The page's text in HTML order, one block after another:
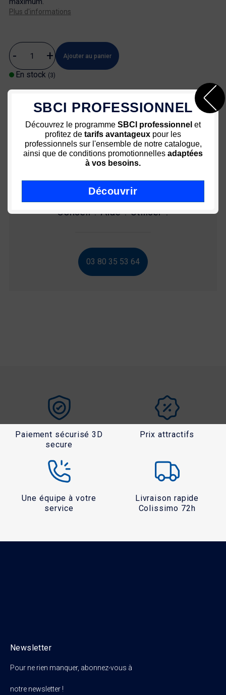
Plus d'informations
Ajouter au panier
En stock (3)
Paiement sécurisé 3D
sécurisé
Des prix attractifs
Une équipe à votre service
Livraison rapide - Colissimo
72h
Conseil ? Aide ? Utiliser ?
03 80 35 53 64
Paiement sécurisé 3D
secure
Prix attractifs
Une équipe à votre
service
Livraison rapide
Colissimo 72h
Pour ne rien manquer, abonnez-vous à
notre newsletter !
Newsletter
SBCI PROFESSIONNEL
Découvrez le programme SBCI professionnel et
profitez de tarifs avantageux pour les
professionnels sur l'ensemble de notre catalogue,
ainsi que de conditions promotionnelles adaptées
à vos besoins.
Découvrir